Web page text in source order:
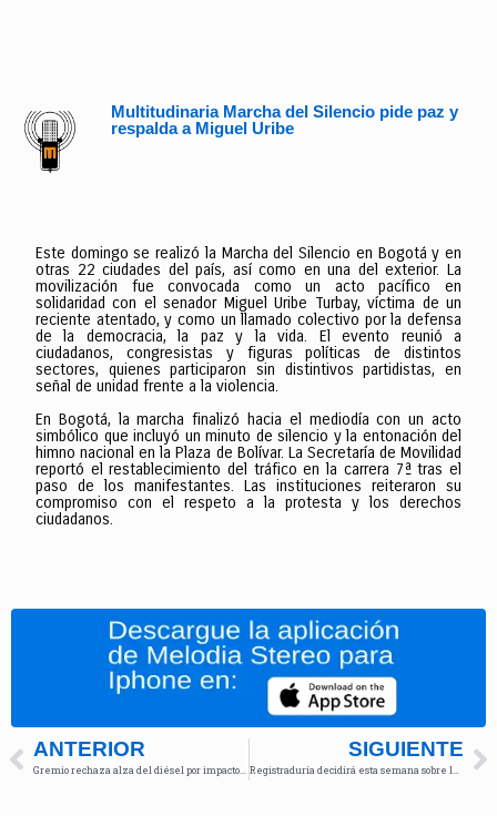
Multitudinaria Marcha del Silencio pide paz y
respalda a Miguel Uribe
Este domingo se realizó la Marcha del Silencio en Bogotá y en
otras 22 ciudades del país, así como en una del exterior. La
movilización fue convocada como un acto pacífico en
solidaridad con el senador Miguel Uribe Turbay, víctima de un
reciente atentado, y como un llamado colectivo por la defensa
de la democracia, la paz y la vida. El evento reunió a
ciudadanos, congresistas y figuras políticas de distintos
sectores, quienes participaron sin distintivos partidistas, en
señal de unidad frente a la violencia.
En Bogotá, la marcha finalizó hacia el mediodía con un acto
simbólico que incluyó un minuto de silencio y la entonación del
himno nacional en la Plaza de Bolívar. La Secretaría de Movilidad
reportó el restablecimiento del tráfico en la carrera 7ª tras el
paso de los manifestantes. Las instituciones reiteraron su
compromiso con el respeto a la protesta y los derechos
ciudadanos.
ANTERIOR SIGUIENTE